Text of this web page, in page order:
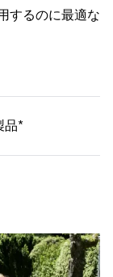
するのに最適な
品*